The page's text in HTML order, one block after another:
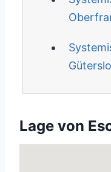
Lage von